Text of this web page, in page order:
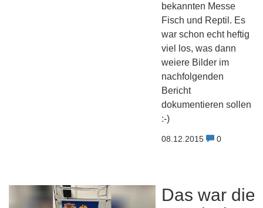
bekannten Messe
Fisch und Reptil. Es
war schon echt heftig
viel los, was dann
weiere Bilder im
nachfolgenden
Bericht
dokumentieren sollen
:-)
08.12.2015 0
Das war die